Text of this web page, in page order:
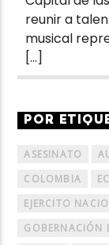
reunir a
musical
[…]
POR
ASESINATO
COLOMBIA
EJERCITO
GOBERNACIÓN